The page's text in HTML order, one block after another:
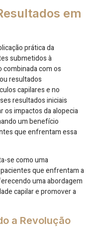
em
prática da
submetidos à
combinada com os
resultados
capilares e no
resultados iniciais
os impactos da alopecia
um benefício
que enfrentam essa
se como uma
que enfrentam a
uma abordagem
capilar e promover a
a Revolução